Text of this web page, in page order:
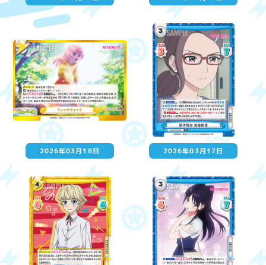
2026年03月18日 2026年03月17日